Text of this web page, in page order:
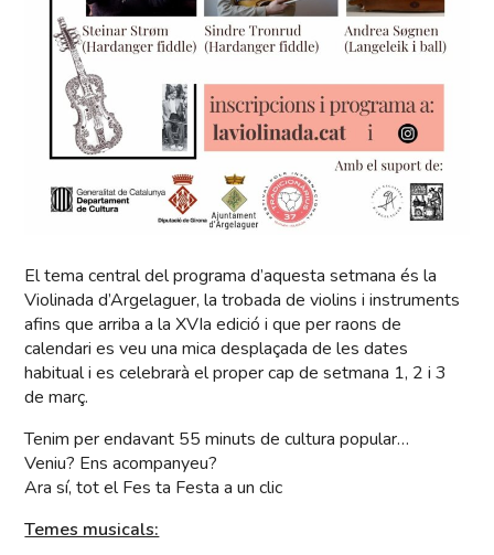
El tema central del programa d’aquesta setmana és la
Violinada d’Argelaguer, la trobada de violins i instruments
afins que arriba a la XVIa edició i que per raons de
calendari es veu una mica desplaçada de les dates
habitual i es celebrarà el proper cap de setmana 1, 2 i 3
de març.
Tenim per endavant 55 minuts de cultura popular…
Veniu? Ens acompanyeu?
Ara sí, tot el Fes ta Festa a un clic
Temes musicals: